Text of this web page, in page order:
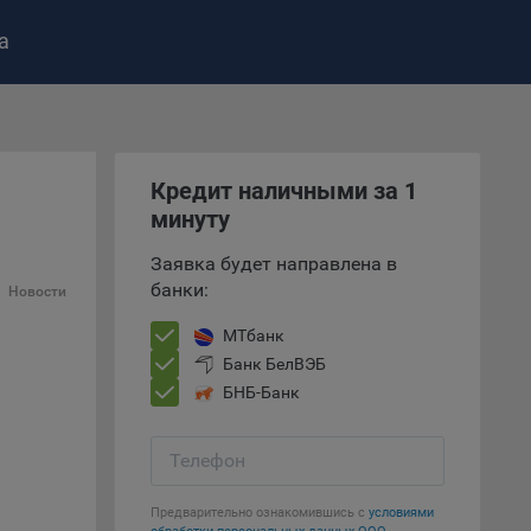
Новости
Кредит наличными за 1
минуту
Заявка будет направлена в
банки:
МТбанк
Банк БелВЭБ
БНБ-Банк
Телефон
Предварительно ознакомившись с условиями